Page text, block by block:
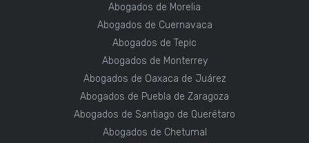
Abogados de Morelia
Abogados de Cuernavaca
Abogados de Tepic
Abogados de Monterrey
Abogados de Oaxaca de Juárez
Abogados de Puebla de Zaragoza
Abogados de Santiago de Querétaro
Abogados de Chetumal